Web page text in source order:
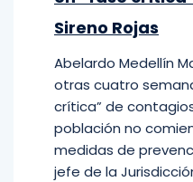
Sireno Rojas
Abelardo Medellín
otras cuatro
crítica” de
población no
medidas de
jefe de la